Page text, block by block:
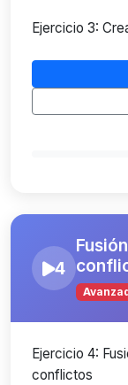
Ejercicio 3:
4
Ejercicio 4:
conflictos